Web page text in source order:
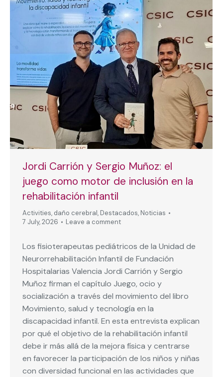
Jordi Carrión y Sergio Muñoz: el
juego como motor de inclusión en la
rehabilitación infantil
Activities, daño cerebral, Destacados, Noticias
7 July, 2026
Leave a comment
Los fisioterapeutas pediátricos de la Unidad de
Neurorrehabilitación Infantil de Fundación
Hospitalarias Valencia Jordi Carrión y Sergio
Muñoz firman el capítulo Juego, ocio y
socialización a través del movimiento del libro
Movimiento, salud y tecnología en la
discapacidad infantil. En esta entrevista explican
por qué el objetivo de la rehabilitación infantil
debe ir más allá de la mejora física y centrarse
en favorecer la participación de los niños y niñas
con diversidad funcional en las actividades que